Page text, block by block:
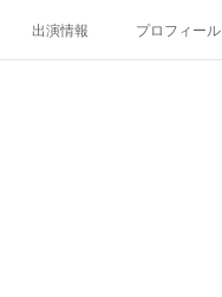
出演情報 プロフィール